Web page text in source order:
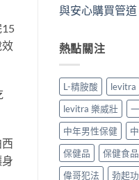
與安心購買管道
熱點關注
L-精胺酸
levitra
levitra 樂威壯
中年男性保健
保健品
保健食品
偉哥犯法
勃起